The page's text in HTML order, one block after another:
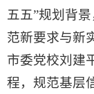
五五”规划背
范新要求与新
市委党校刘建
程，规范基层